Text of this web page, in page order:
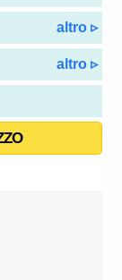
altro ▹
altro ▹